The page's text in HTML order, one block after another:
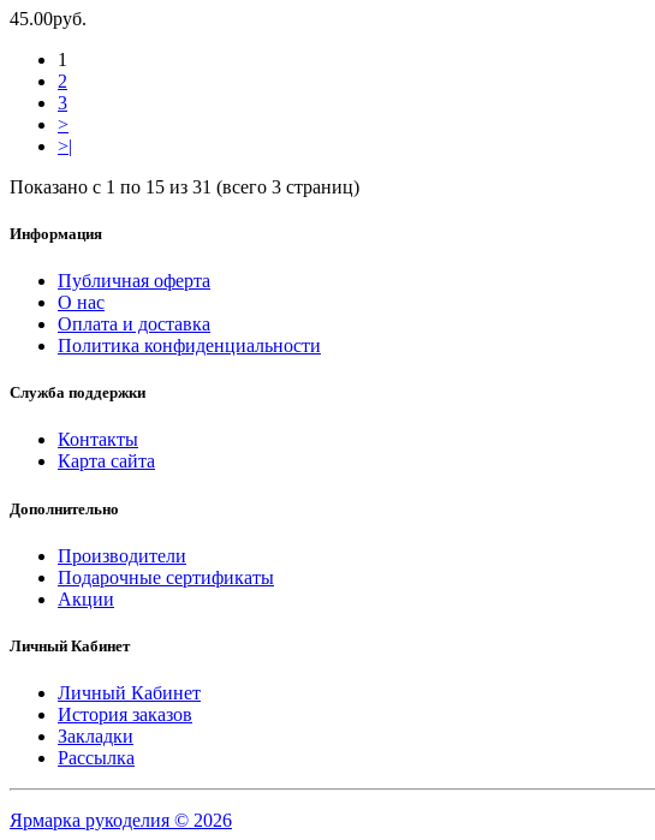
45.00руб.
1
2
3
>
>|
Показано с 1 по 15 из 31 (всего 3 страниц)
Информация
Публичная оферта
О нас
Оплата и доставка
Политика конфиденциальности
Служба поддержки
Контакты
Карта сайта
Дополнительно
Производители
Подарочные сертификаты
Акции
Личный Кабинет
Личный Кабинет
История заказов
Закладки
Рассылка
Ярмарка рукоделия © 2026